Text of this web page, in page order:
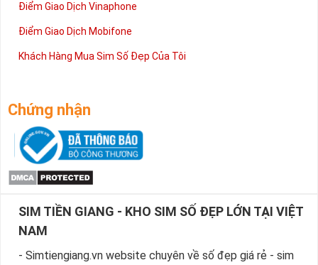
Điểm Giao Dịch Vinaphone
Điểm Giao Dịch Mobifone
Khách Hàng Mua Sim Số Đẹp Của Tôi
Chứng nhận
SIM TIỀN GIANG - KHO SIM SỐ ĐẸP LỚN TẠI VIỆT
NAM
- Simtiengiang.vn website chuyên về số đẹp giá rẻ - sim